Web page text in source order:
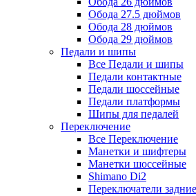
Обода 27.5 дюймов
Обода 28 дюймов
Обода 29 дюймов
Педали и шипы
Все Педали и шипы
Педали контактные
Педали шоссейные
Педали платформы
Шипы для педалей
Переключение
Все Переключение
Манетки и шифтеры
Манетки шоссейные
Shimano Di2
Переключатели задние